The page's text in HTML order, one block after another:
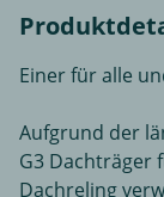
Einer für alle
Aufgrund der
G3 Dachträger
Dachreling